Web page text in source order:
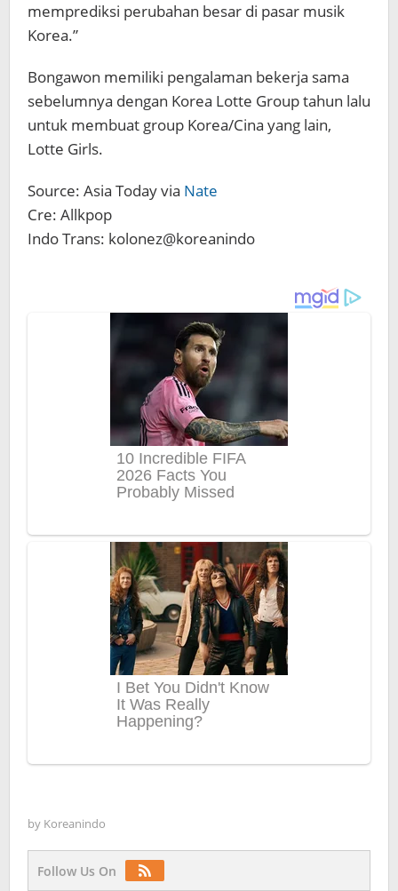
memprediksi perubahan besar di pasar musik
Korea.”
Bongawon memiliki pengalaman bekerja sama
sebelumnya dengan Korea Lotte Group tahun lalu
untuk membuat group Korea/Cina yang lain,
Lotte Girls.
Source: Asia Today via Nate
Cre: Allkpop
Indo Trans: kolonez@koreanindo
by Koreanindo
Follow Us On